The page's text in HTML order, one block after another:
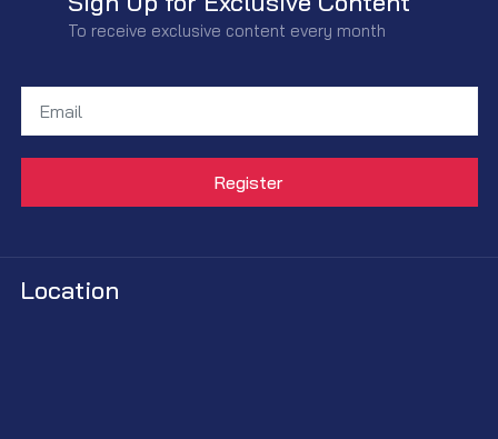
To receive exclusive content every month
Location